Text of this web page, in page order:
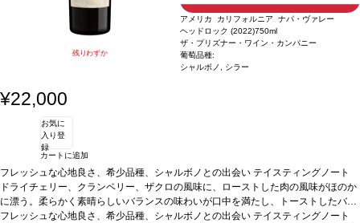
としたグレープフルーツの繊細な芳香を伴う。口に含む
と、ジューシーな青リンゴがエキゾチックなコブミカン、
レモングラス、パッションフルーツの風味と混ざり合い、
心地よくすっきりとして爽やかな酸味を含む後味へと誘わ
ソーヴィニヨン・ブラン 87%、リースリ
味を含む後味へと誘われる。
ソーヴィニヨン・ブラン 87%、リースリン
グ 7%、シュナン・ブラン 6%
カリフォルニア・グリーン・メダル-サスティナ
ブル・ワイングローイング、ビジネス・リーダーシップ・アワード、カリフォルニ
ア・サスティナブル・ワイナリー認証
残りわずか
アメリカ カリフォルニア ナパ・ヴァレー
ヘッドロック (2022)750ml
ザ・プリズナー・ワイン・カンパニー
葡萄品種:
シャルボノ, シラー
¥22,000
お気に
入り登
録
カートに追加
フレッシュな心地良さ、希少品種、シャルボノとの出会い テイスティングノート
ドライチェリー、クランベリー、ザクロの風味に、ローストした肉の風味がほのか
に漂う。柔らかく素晴らしいバランスの味わいが口中を満たし、トーストしたバニ
ラを含む余韻が長く残る。葡萄品種シャルボノ 95%、シラー 5%
フレッシュな心地良さ、希少品種、シャルボノとの出会い テイスティングノート